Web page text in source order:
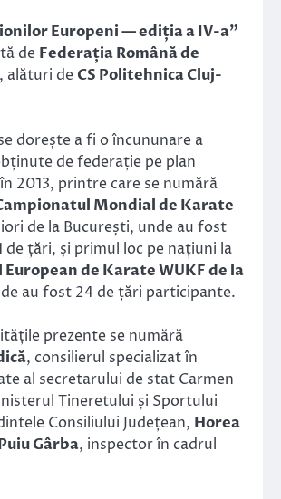
Europeni — ediția a IV-a”
de Federația Română de
, alături de CS Politehnica Cluj-
dorește a fi o încununare a
de federație pe plan
2013, printre care se numără
Mondial de Karate
de la București, unde au fost
de țări, și primul loc pe națiuni la
de Karate WUKF de la
au fost 24 de țări participante.
prezente se numără
, consilierul specializat în
al secretarului de stat Carmen
Tineretului și Sportului
Consiliului Județean, Horea
Gârba, inspector în cadrul